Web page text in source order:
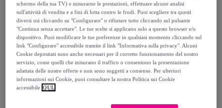
359,00 €
873,00 €
-58 %
Venduto daItyhome
schermo della tua TV) e misurarne le prestazioni, effettuare alcune analisi
sull'attività di vendita e a fini di lotta contro le frodi. Puoi scegliere tra questi
diversi usi cliccando su "Configurare" o rifiutare tutto cliccando sul pulsante
"Continua senza accettare". Le tue scelte si applicano solo a questo browser e/o
dispositivo. Puoi modificare le tue preferenze in qualsiasi momento cliccando sul
link "Configurare" accessibile tramite il link "Informativa sulla privacy". Alcuni
Cookie depositati sono anche necessari per il corretto funzionamento del nostro
servizio, come quelli che misurano il traffico o consentono la presentazione
adattata delle nostre offerte e non sono soggetti a consenso. Per ulteriori
informazioni sui Cookie, puoi consultare la nostra Politica sui Cookie
accessibile QUI.